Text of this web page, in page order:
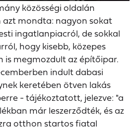
közösségi oldalán
mondta: nagyon sokat
ingatlanpiacról, de sokkal
hogy kisebb, közepes
is megmozdult az építőipar.
indult dabasi
keretében ötven lakás
- tájékoztatott, jelezve: "a
már leszerződték, és az
otthon startos fiatal